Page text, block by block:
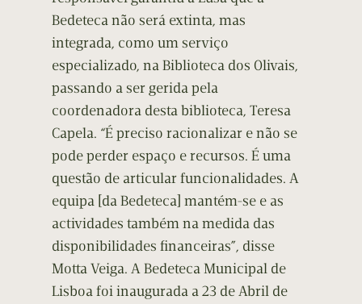
Bedeteca não será extinta, mas
integrada, como um serviço
especializado, na Biblioteca dos Olivais,
passando a ser gerida pela
coordenadora desta biblioteca, Teresa
Capela. “É preciso racionalizar e não se
pode perder espaço e recursos. É uma
questão de articular funcionalidades. A
equipa [da Bedeteca] mantém-se e as
actividades também na medida das
disponibilidades financeiras”, disse
Motta Veiga. A Bedeteca Municipal de
Lisboa foi inaugurada a 23 de Abril de